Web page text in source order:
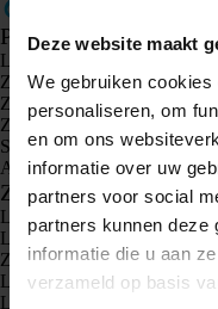
Deze website maakt
We gebruiken
personaliseren, om
en om ons
informatie over uw
partners voor social
partners kunnen deze
informatie die u aan
verzameld op basis
Produkty
Lokalizator GPS Spotter X10
Zegarek GPS Spotter Senior
Zegarek GPS Spotter Explorer
Zegarek GPS dla dzieci Spotter
Spotter CatX
Animal Spotter
Zastosowania
Lokalizatory GPS
Lokalizator GPS dla dzieci
Zegarki GPS dla dzieci
Lokalizator GPS dla kotów
Lokalizator GPS dla psów